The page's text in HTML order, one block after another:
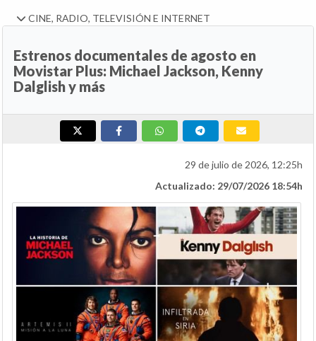
CINE, RADIO, TELEVISIÓN E INTERNET
Estrenos documentales de agosto en
Movistar Plus: Michael Jackson, Kenny
Dalglish y más
29 de julio de 2026, 12:25h
Actualizado: 29/07/2026 18:54h